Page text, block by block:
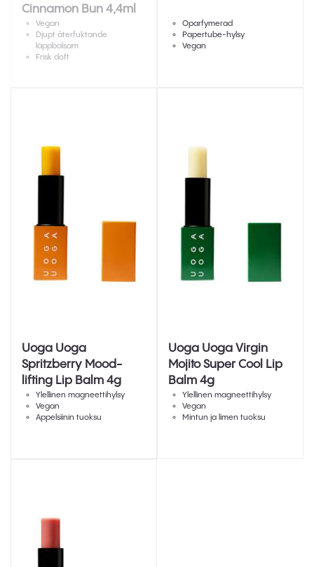
Cinnamon Bun 4,4ml
Vegan
Djupt återfuktande
läppbalsam
Frisk doft
Oparfymerad
Papertube-hylsy
Vegan
Uoga Uoga
Spritzberry Mood-
lifting Lip Balm 4g
Ylellinen magneettihylsy
Vegan
Appelsiinin tuoksu
Uoga Uoga Virgin
Mojito Super Cool Lip
Balm 4g
Ylellinen magneettihylsy
Vegan
Mintun ja limen tuoksu